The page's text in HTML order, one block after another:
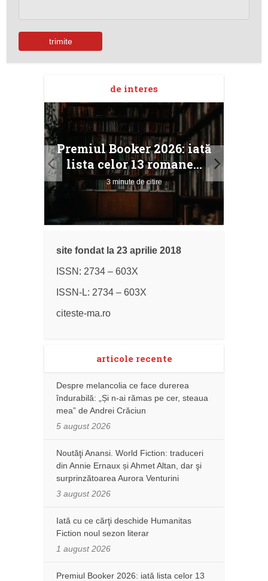
de interes
Premiul Booker 2026: iată
lista celor 13 romane...
3 minute de citire
site fondat la 23 aprilie 2018
ISSN: 2734 – 603X
ISSN-L: 2734 – 603X
citeste-ma.ro
articole recente
Despre melancolia ce face durerea
îndurabilă: „Și n-ai rămas pe cer, steaua
mea” de Andrei Crăciun
5 august 2026
Noutăţi Anansi. World Fiction: traduceri
din Annie Ernaux și Ahmet Altan, dar şi
surprinzătoarea Aurora Venturini
3 august 2026
Iată cu ce cărţi deschide Humanitas
Fiction noul sezon literar
1 august 2026
Premiul Booker 2026: iată lista celor 13